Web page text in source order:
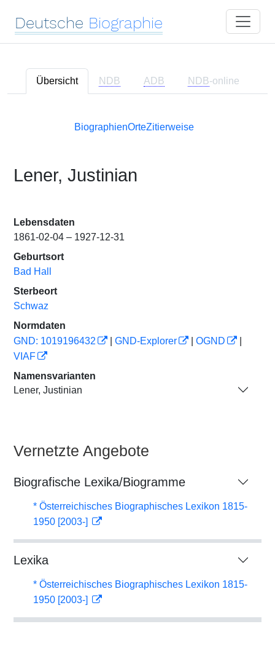
Deutsche Biographie
Übersicht NDB ADB NDB-online
BiographienOrteZitierweise
Lener, Justinian
Lebensdaten
1861-02-04 – 1927-12-31
Geburtsort
Bad Hall
Sterbeort
Schwaz
Normdaten
GND: 1019196432
GND-Explorer OGND
VIAF
Namensvarianten
Lener, Justinian
Vernetzte Angebote
Biografische Lexika/Biogramme
* Österreichisches Biographisches Lexikon 1815-
1950 [2003-]
Lexika
* Österreichisches Biographisches Lexikon 1815-
1950 [2003-]